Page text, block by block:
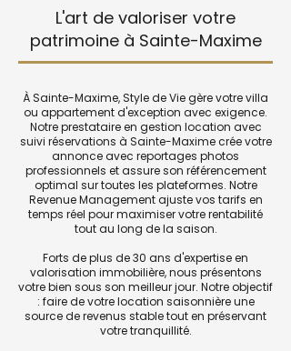
L'art de valoriser votre
patrimoine à Sainte-Maxime
À Sainte-Maxime, Style de Vie gère votre villa
ou appartement d'exception avec exigence.
Notre prestataire en gestion location avec
suivi réservations à Sainte-Maxime crée votre
annonce avec reportages photos
professionnels et assure son référencement
optimal sur toutes les plateformes. Notre
Revenue Management ajuste vos tarifs en
temps réel pour maximiser votre rentabilité
tout au long de la saison.
Forts de plus de 30 ans d'expertise en
valorisation immobilière, nous présentons
votre bien sous son meilleur jour. Notre objectif
: faire de votre location saisonnière une
source de revenus stable tout en préservant
votre tranquillité.